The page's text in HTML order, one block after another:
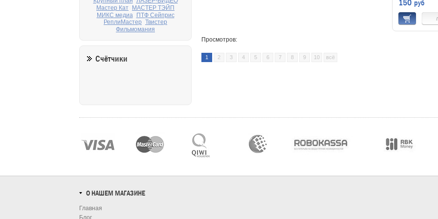
виде
последнего
Beatles «Let It
фильм
вышел, но уже
150 руб
Просмотров:
1 2 3 4 5 6 7 8 9 10 всё
Мастер Кат МАСТЕР ТЭЙП
МИКС медиа
ПТФ Сейприс
РеплиМастер Твистер
Фильмомания
Счётчики
О НАШЕМ МАГАЗИНЕ
Главная